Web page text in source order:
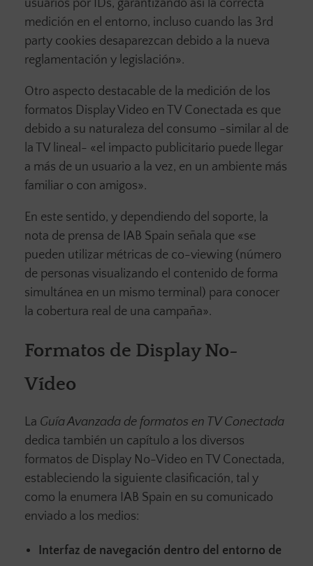
usuarios por IDs, garantizando así la correcta
medición en el entorno, incluso cuando las 3rd
party cookies desaparezcan debido a la nueva
reglamentación y legislación».
Otro aspecto destacable de la medición de los
formatos Display Video en TV Conectada es que
debido a su naturaleza del consumo -similar al de
la TV lineal- «el impacto publicitario puede llegar
a más de un usuario a la vez, en un ambiente más
familiar o con amigos».
En este sentido, y dependiendo del soporte, la
nota de prensa de IAB Spain señala que «se
pueden utilizar métricas de co-viewing (número
de personas visualizando el contenido de forma
simultánea en un mismo terminal) para conocer
la cobertura real de una campaña».
Formatos de Display No-
Vídeo
La Guía Avanzada de formatos en TV Conectada
dedica también un capítulo a los diversos
formatos de Display No-Video en TV Conectada,
estableciendo la siguiente clasificación, tal y
como la enumera IAB Spain en su comunicado
enviado a los medios:
Interfaz de navegación dentro del entorno de